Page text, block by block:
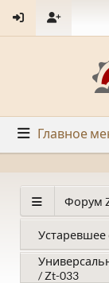
Главное
Форум
Устаревшее
/ Zt-033